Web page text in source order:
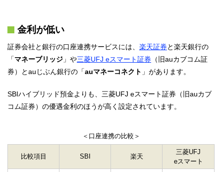
金利が低い
証券会社と銀行の口座連携サービスには、 楽天証券と楽天銀行の
「マネーブリッジ 」や三菱UFJ eスマート証券 （旧auカブコム証
券）とauじぶん銀行の「auマネーコネクト 」があります。
SBIハイブリッド預金よりも、三菱UFJ eスマート証券（旧auカブ
コム証券）の優遇金利のほうが高く設定されています。
＜口座連携の比較＞
比較項目 SBI 楽天
三菱UFJ
eスマート